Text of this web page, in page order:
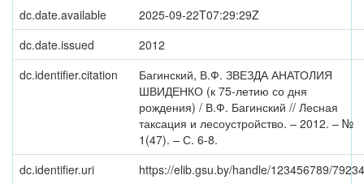
dc.date.available
2025-09-22T07:29:29Z
dc.date.issued
2012
dc.identifier.citation
Багинский, В.Ф. ЗВЕЗДА АНАТОЛИЯ
ШВИДЕНКО (к 75-летию со дня
рождения) / В.Ф. Багинский // Лесная
таксация и лесоустройство. – 2012. – №
1(47). – С. 6-8.
dc.identifier.uri
https://elib.gsu.by/handle/123456789/79234